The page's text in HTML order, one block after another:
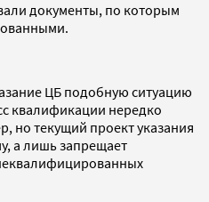
документы, по которым
ЦБ подобную ситуацию
квалификации нередко
но текущий проект указания
а лишь запрещает